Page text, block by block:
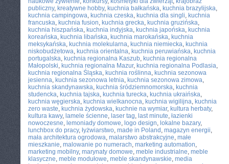
publiczny, kreatywne hobby, kuchnia bałkańska, kuchnia brazylijska,
kuchnia campingowa, kuchnia czeska, kuchnia dla singli, kuchnia
francuska, kuchnia fusion, kuchnia grecka, kuchnia gruzińska,
kuchnia hiszpańska, kuchnia indyjska, kuchnia japońska, kuchnia
koreańska, kuchnia libańska, kuchnia marokańska, kuchnia
meksykańska, kuchnia molekularna, kuchnia niemiecka, kuchnia
niskobudżetowa, kuchnia orientalna, kuchnia peruwiańska, kuchnia
portugalska, kuchnia regionalna Kaszub, kuchnia regionalna
Małopolski, kuchnia regionalna Mazur, kuchnia regionalna Podlasia,
kuchnia regionalna Śląska, kuchnia roślinna, kuchnia sezonowa
jesienna, kuchnia sezonowa letnia, kuchnia sezonowa zimowa,
kuchnia skandynawska, kuchnia śródziemnomorska, kuchnia
studencka, kuchnia tajska, kuchnia turecka, kuchnia ukraińska,
kuchnia węgierska, kuchnia wielkanocna, kuchnia wigilijna, kuchnia
zero waste, kuchnia żydowska, kuchnie na wymiar, kultura herbaty,
kultura kawy, lamele ścienne, laser tag, last minute, łazienki
nowoczesne, lemoniady domowe, logo design, lokalne bazary,
lunchbox do pracy, łyżwiarstwo, made in Poland , magazyn energii,
mała architektura ogrodowa, malarstwo abstrakcyjne, małe
mieszkanie, malowanie po numerach, marketing automation,
marketing mobilny, marynaty domowe, meble industrialne, meble
klasyczne, meble modułowe, meble skandynawskie, media